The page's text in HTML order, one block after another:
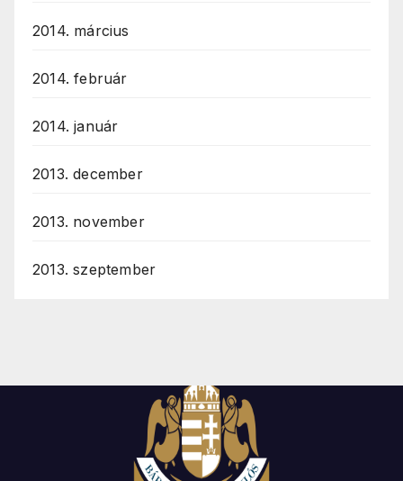
2014. március
2014. február
2014. január
2013. december
2013. november
2013. szeptember